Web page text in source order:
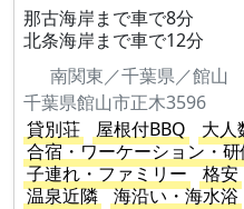
那古海岸まで車で8分
北条海岸まで車で12分
南関東／千葉県／館山
千葉県館山市正木3596
貸別荘
屋根付BBQ 大人
合宿・ワーケーション・
子連れ・ファミリー
格安
温泉近隣
海沿い・海水浴